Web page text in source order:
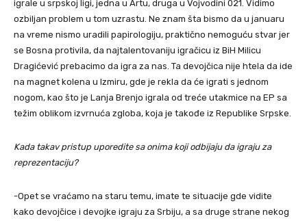
igrale u srpskoj ligi, jedna u Artu, druga u Vojvodini 021. Vidimo
ozbiljan problem u tom uzrastu. Ne znam šta bismo da u januaru
na vreme nismo uradili papirologiju, praktično nemoguću stvar jer
se Bosna protivila, da najtalentovaniju igračicu iz BiH Milicu
Dragićević prebacimo da igra za nas. Ta devojčica nije htela da ide
na magnet kolena u Izmiru, gde je rekla da će igrati s jednom
nogom, kao što je Lanja Brenjo igrala od treće utakmice na EP sa
težim oblikom izvrnuća zgloba, koja je takođe iz Republike Srpske.
Kada takav pristup uporedite sa onima koji odbijaju da igraju za
reprezentaciju?
-Opet se vraćamo na staru temu, imate te situacije gde vidite
kako devojčice i devojke igraju za Srbiju, a sa druge strane nekog